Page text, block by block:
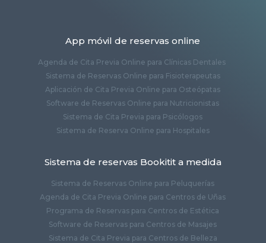
App móvil de reservas online
Agenda de Cita Previa Online para Clínicas Dentales
Sistema de Reservas Online para Fisioterapeutas
Aplicación de Cita Previa Online para Osteópatas
Software de Reservas Online para Nutricionistas
Sistema de Cita Previa para Psicólogos
Sistema de Reserva Online para Hospitales
Sistema de reservas Bookitit a medida
Sistema de Reservas Online para Peluquerías
Agenda de Cita Previa Online para Centros de Uñas
Programa de Reservas para Centros de Estética
Software de Reservas para Centros de Masajes
Sistema de Cita Previa para Centros de Belleza